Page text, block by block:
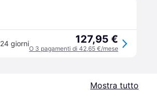
24 giorni 127,95 €
O 3 pagamenti di 42,65 €/mese
Mostra tutto